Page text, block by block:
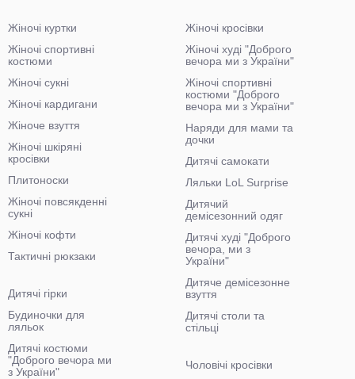
Жіночі куртки
Жіночі спортивні
костюми
Жіночі сукні
Жіночі кардигани
Жіноче взуття
Жіночі шкіряні
кросівки
Плитоноски
Жіночі повсякденні
сукні
Жіночі кофти
Тактичні рюкзаки
Жіночі кросівки
Жіночі худі "Доброго
вечора ми з України"
Жіночі спортивні
костюми "Доброго
вечора ми з України"
Наряди для мами та
дочки
Дитячі самокати
Ляльки LoL Surprise
Дитячий
демісезонний одяг
Дитячі худі "Доброго
вечора, ми з
України"
Дитяче демісезонне
взуття
Дитячі столи та
стільці
Дитячі гірки
Будиночки для
ляльок
Дитячі костюми
"Доброго вечора ми
з України"
Чоловічі кросівки